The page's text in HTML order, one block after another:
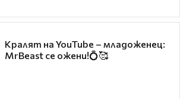
Кралят на YouTube – младоженец:
MrBeast се ожени!💍🥰